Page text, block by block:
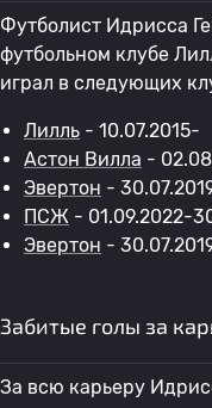
Футболист Идрисса
футбольном клубе
играл в следующих
Лилль - 10.07.2015-
Астон Вилла -
Эвертон -
ПСЖ - 01.09.2022-
Эвертон -
Забитые голы за
За всю карьеру